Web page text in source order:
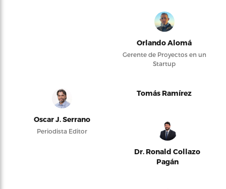
Orlando Alomá
Gerente de Proyectos en un
Startup
Oscar J. Serrano
Periodista Editor
Tomás Ramírez
Dr. Ronald Collazo
Pagán